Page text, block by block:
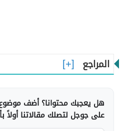
المراجع
هل يعجبك محتوانا؟ أضف
على جوجل لتصلك مقالاتنا أولاً